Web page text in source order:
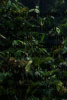
"Ansichten eines
In diesem Buch:
Menschen“
seinen
ein „Weißer“ zu
Dieses Buch
nachdenklich
selbsternannten
Welt besser